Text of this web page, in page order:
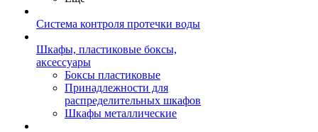
Система контроля протечки воды
Шкафы, пластиковые боксы,
аксессуары
Боксы пластиковые
Принадлежности для
распределительных шкафов
Шкафы металлические